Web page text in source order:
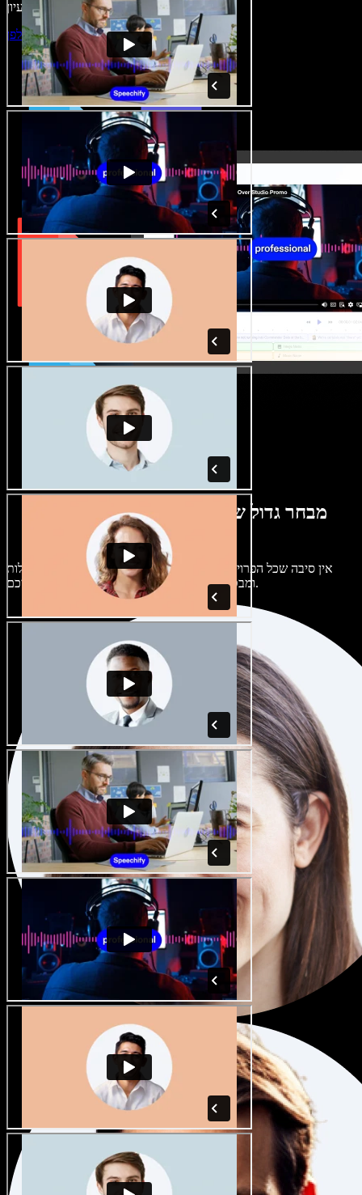
התחילו ליצור באולפן
מבחר גדול של קולות נשים וגברים במגוון
מבטאים
אין סיבה שכל הפרויקטים יישמעו אותו דבר. בחרו מתוך מאות קולות
ומבטאים של בינה מלאכותית והתאימו אותם אליכם.